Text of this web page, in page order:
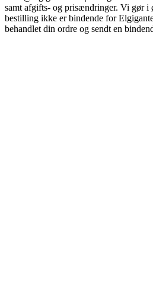
samt afgifts- og prisændringer. Vi gør i
bestilling ikke er bindende for
behandlet din ordre og sendt en